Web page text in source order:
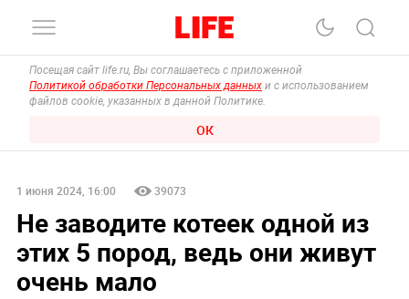
Посещая сайт life.ru, Вы соглашаетесь с приложенной
Политикой обработки Персональных данных и с использованием
файлов cookie, указанных в данной Политике.
ОК
1 июня 2024, 16:00 39073
Не заводите котеек одной из
этих 5 пород, ведь они живут
очень мало